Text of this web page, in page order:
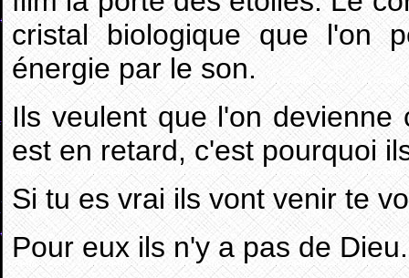
cristal biologique que l'on
énergie par le son.
Ils veulent que l'on devienne
est en retard, c'est pourquoi
Si tu es vrai ils vont venir te
Pour eux ils n'y a pas de